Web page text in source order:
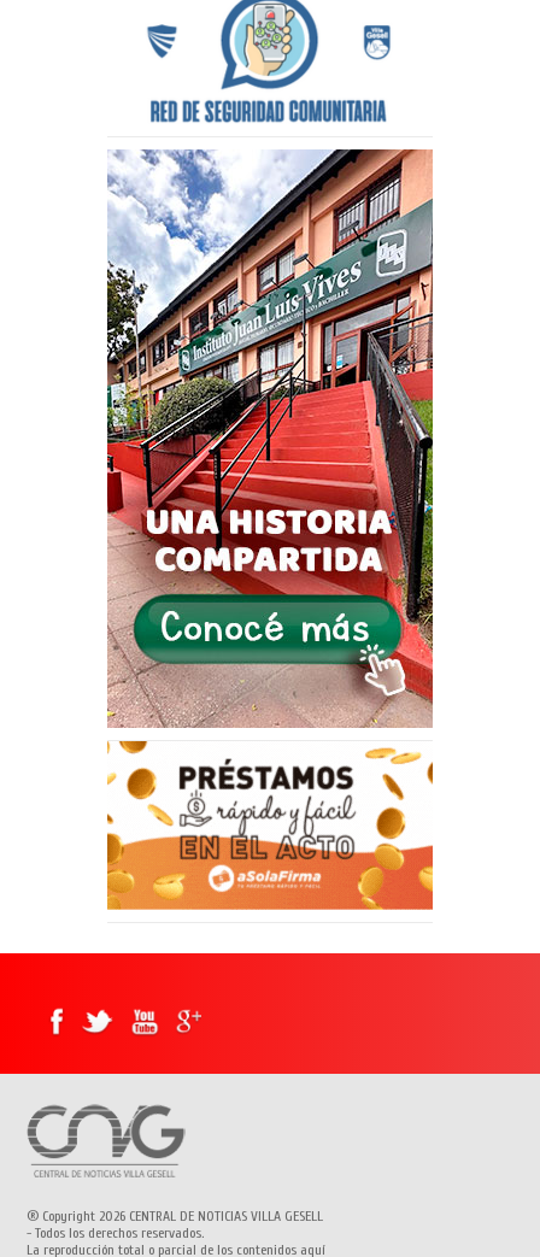
® Copyright 2026 CENTRAL DE NOTICIAS VILLA GESELL
- Todos los derechos reservados.
La reproducción total o parcial de los contenidos aquí